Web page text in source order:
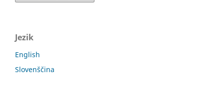
Jezik
English
Slovenščina